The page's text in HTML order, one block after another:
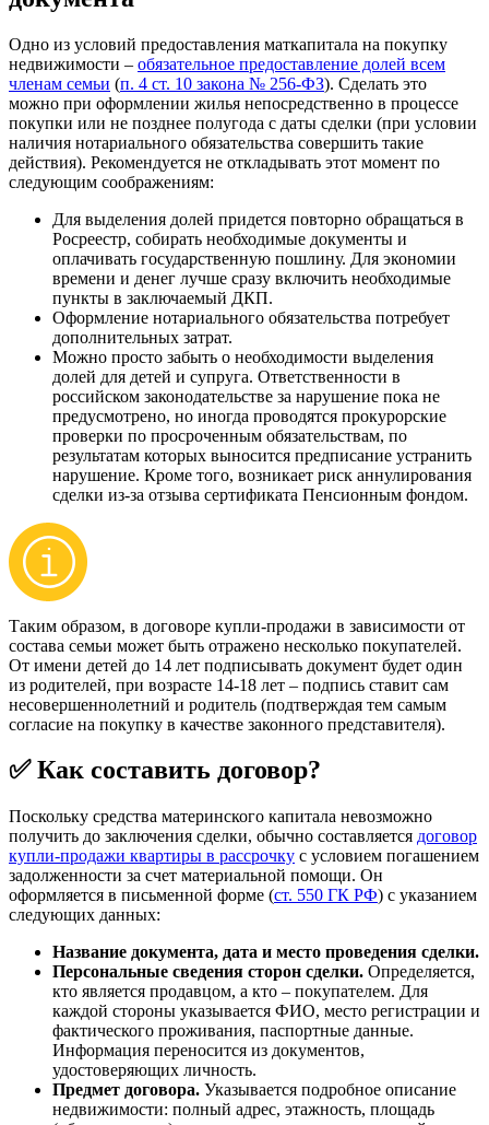
Одно из условий предоставления маткапитала на покупку
недвижимости – обязательное предоставление долей всем
членам семьи (п. 4 ст. 10 закона № 256-ФЗ). Сделать это
можно при оформлении жилья непосредственно в процессе
покупки или не позднее полугода с даты сделки (при условии
наличия нотариального обязательства совершить такие
действия). Рекомендуется не откладывать этот момент по
следующим соображениям:
Для выделения долей придется повторно обращаться в
Росреестр, собирать необходимые документы и
оплачивать государственную пошлину. Для экономии
времени и денег лучше сразу включить необходимые
пункты в заключаемый ДКП.
Оформление нотариального обязательства потребует
дополнительных затрат.
Можно просто забыть о необходимости выделения
долей для детей и супруга. Ответственности в
российском законодательстве за нарушение пока не
предусмотрено, но иногда проводятся прокурорские
проверки по просроченным обязательствам, по
результатам которых выносится предписание устранить
нарушение. Кроме того, возникает риск аннулирования
сделки из-за отзыва сертификата Пенсионным фондом.
Таким образом, в договоре купли-продажи в зависимости от
состава семьи может быть отражено несколько покупателей.
От имени детей до 14 лет подписывать документ будет один
из родителей, при возрасте 14-18 лет – подпись ставит сам
несовершеннолетний и родитель (подтверждая тем самым
согласие на покупку в качестве законного представителя).
✅ Как составить договор?
Поскольку средства материнского капитала невозможно
получить до заключения сделки, обычно составляется договор
купли-продажи квартиры в рассрочку с условием погашением
задолженности за счет материальной помощи. Он
оформляется в письменной форме (ст. 550 ГК РФ) с указанием
следующих данных:
Название документа, дата и место проведения сделки.
Персональные сведения сторон сделки. Определяется,
кто является продавцом, а кто – покупателем. Для
каждой стороны указывается ФИО, место регистрации и
фактического проживания, паспортные данные.
Информация переносится из документов,
удостоверяющих личность.
Предмет договора. Указывается подробное описание
недвижимости: полный адрес, этажность, площадь